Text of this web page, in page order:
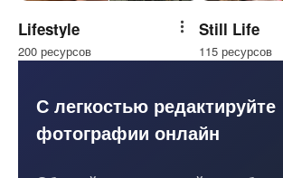
Lifestyle
200 ресурсов
Поделиться
Still Life
115 ресурсов
С легкостью редактируйте
фотографии онлайн